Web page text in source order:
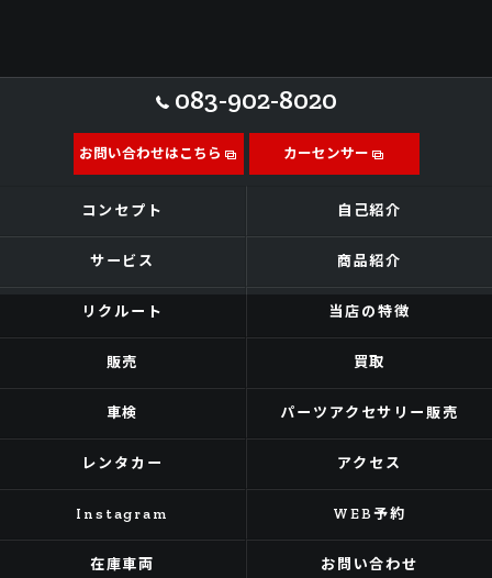
083-902-8020
お問い合わせはこちら カーセンサー
コンセプト 自己紹介
サービス 商品紹介
リクルート 当店の特徴
販売 買取
車検 パーツアクセサリー販売
レンタカー アクセス
Instagram WEB予約
在庫車両 お問い合わせ